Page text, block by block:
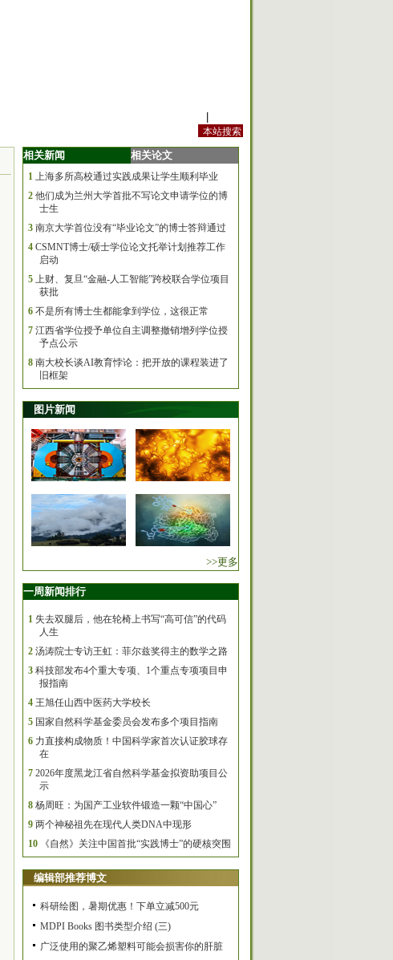
相关新闻 相关论文
1 上海多所高校通过实践成果让学生顺利毕业
2 他们成为兰州大学首批不写论文申请学位的博
士生
3 南京大学首位没有“毕业论文”的博士答辩通过
4 CSMNT博士/硕士学位论文托举计划推荐工作
启动
5 上财、复旦“金融-人工智能”跨校联合学位项目
获批
6 不是所有博士生都能拿到学位，这很正常
7 江西省学位授予单位自主调整撤销增列学位授
予点公示
8 南大校长谈AI教育悖论：把开放的课程装进了
旧框架
图片新闻
>>更多
一周新闻排行
1 失去双腿后，他在轮椅上书写“高可信”的代码
人生
2 汤涛院士专访王虹：菲尔兹奖得主的数学之路
3 科技部发布4个重大专项、1个重点专项项目申
报指南
4 王旭任山西中医药大学校长
5 国家自然科学基金委员会发布多个项目指南
6 力直接构成物质！中国科学家首次认证胶球存
在
7 2026年度黑龙江省自然科学基金拟资助项目公
示
8 杨周旺：为国产工业软件锻造一颗“中国心”
9 两个神秘祖先在现代人类DNA中现形
10
《自然》关注中国首批“实践博士”的硬核突围
编辑部推荐博文
科研绘图，暑期优惠！下单立减500元
MDPI Books 图书类型介绍 (三)
广泛使用的聚乙烯塑料可能会损害你的肝脏